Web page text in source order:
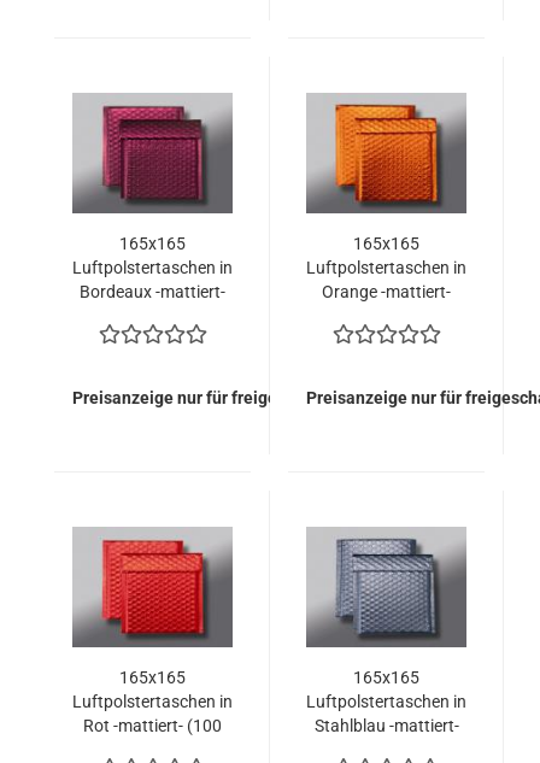
165x165
Luftpolstertaschen in
Bordeaux -mattiert-
Euro)
Preisanzeige nur für freigeschaltete Kunden
165x165
Luftpolstertaschen in
Orange -mattiert-
Euro)
Preisanzeige nur für
165x165
Luftpolstertaschen in
Rot -mattiert- (100
165x165
Luftpolstertaschen in
Stahlblau -mattiert-